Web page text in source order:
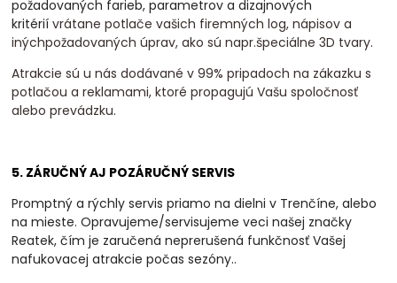
požadovaných farieb, parametrov a dizajnových
kritérií vrátane potlače vašich firemných log, nápisov a
inýchpožadovaných úprav, ako sú napr.špeciálne 3D tvary.
Atrakcie sú u nás dodávané v 99% pripadoch na zákazku s
potlačou a reklamami, ktoré propagujú Vašu spoločnosť
alebo prevádzku.
5. ZÁRUČNÝ AJ POZÁRUČNÝ SERVIS
Promptný a rýchly servis priamo na dielni v Trenčíne, alebo
na mieste. Opravujeme/servisujeme veci našej značky
Reatek, čím je zaručená neprerušená funkčnosť Vašej
nafukovacej atrakcie počas sezóny..